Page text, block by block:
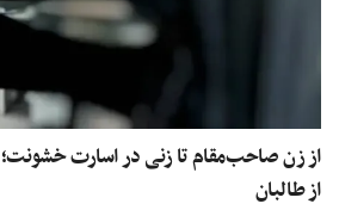
از زن صاحب‌مقام تا زنی در اسارت
از طالبان